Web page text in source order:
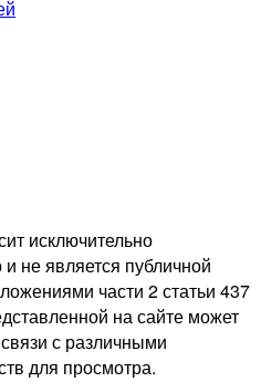
исключительно
не является публичной
части 2 статьи 437
на сайте может
с различными
для просмотра.